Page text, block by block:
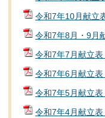
令和7年10月献立
令和7年8月・9月
令和7年7月献立表
令和7年6月献立表
令和7年5月献立表
令和7年4月献立表